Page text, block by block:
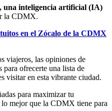
una inteligencia artificial (IA)
la CDMX.
en el Zócalo de la CDMX
viajeros, las opiniones de
para ofrecerte una lista de
visitar en esta vibrante ciudad.
para maximizar tu
mejor que la CDMX tiene para